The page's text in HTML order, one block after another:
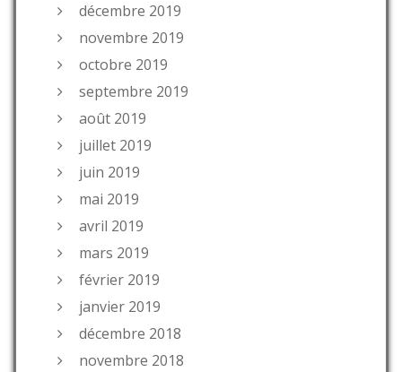
décembre 2019
novembre 2019
octobre 2019
septembre 2019
août 2019
juillet 2019
juin 2019
mai 2019
avril 2019
mars 2019
février 2019
janvier 2019
décembre 2018
novembre 2018